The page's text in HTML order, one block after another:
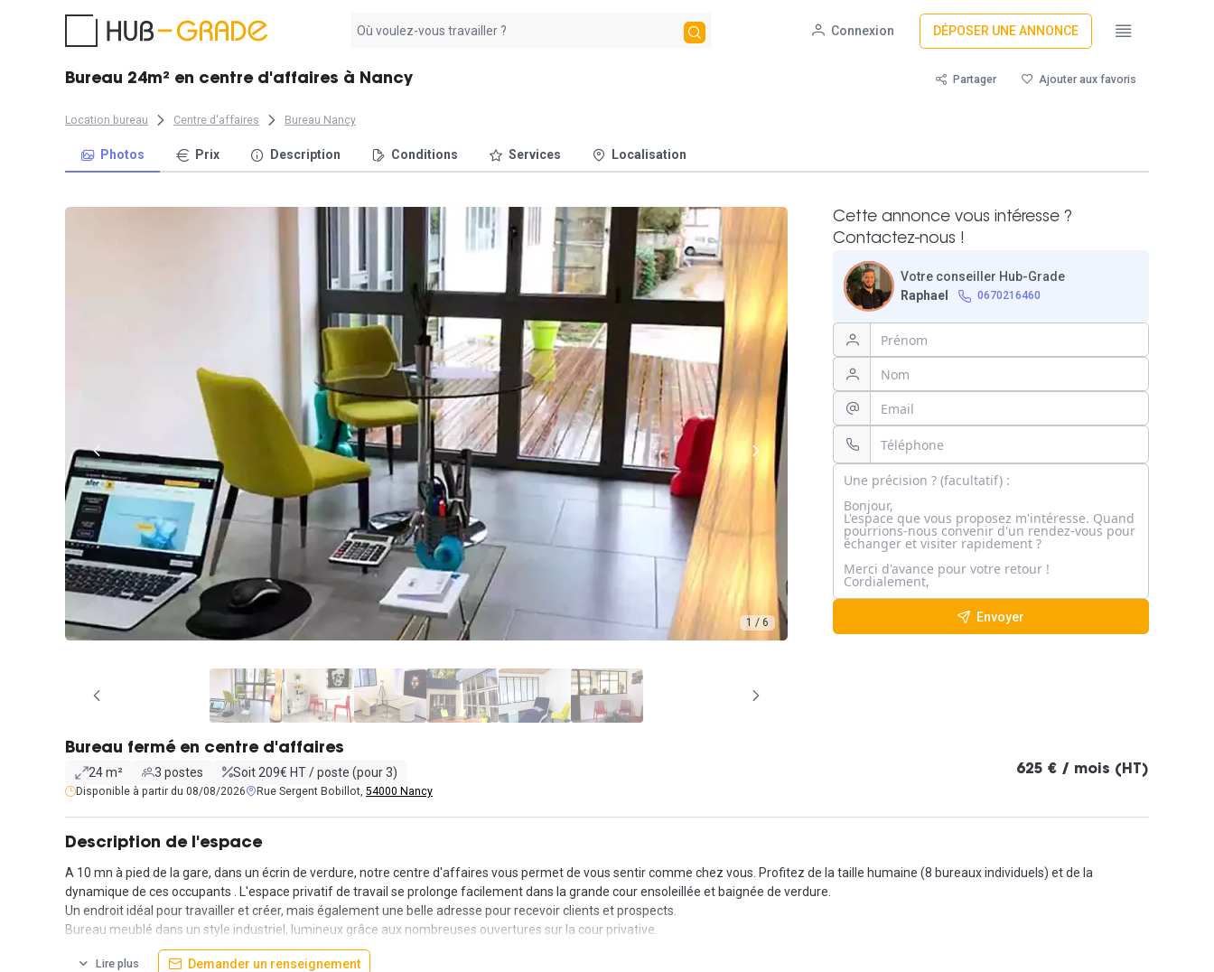
résultat
Connexion DÉPOSER UNE ANNONCE
Bureau 24m² en centre d'affaires à Nancy Partager Ajouter aux favoris
Location bureau Centre d'affaires Bureau Nancy
Photos Prix Description Conditions Services Localisation
1 / 6
Cette annonce vous intéresse ?
Contactez-nous !
Votre conseiller Hub-Grade
Raphael
0670216460
Envoyer
Bureau fermé en centre d'affaires
24 m² 3 postes Soit 209€ HT / poste (pour 3)
Disponible à partir du 08/08/2026 Rue Sergent Bobillot, 54000 Nancy
625 € / mois (HT)
Description de l'espace
A 10 mn à pied de la gare, dans un écrin de verdure, notre centre d'affaires vous permet de vous sentir comme chez vous. Profitez de la taille humaine (8 bureaux individuels) et de la
dynamique de ces occupants . L'espace privatif de travail se prolonge facilement dans la grande cour ensoleillée et baignée de verdure.
Un endroit idéal pour travailler et créer, mais également une belle adresse pour recevoir clients et prospects.
Bureau meublé dans un style industriel, lumineux grâce aux nombreuses ouvertures sur la cour privative.
Accessibilité handicapé, internet et wifi très très haut débit.
Lire plus Demander un renseignement